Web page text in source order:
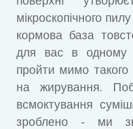
мікроскопічного
кормова база
для вас в одному
пройти мимо такого
на жирування.
всмоктування
зроблено - ми